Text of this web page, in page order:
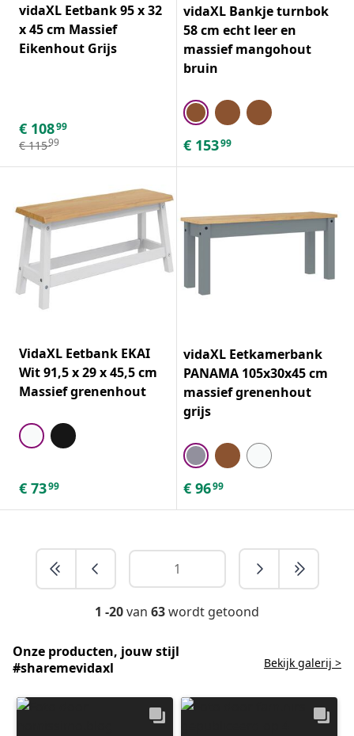
vidaXL Eetbank 95 x 32
x 45 cm Massief
Eikenhout Grijs
€ 10899
€ 11599
vidaXL Bankje turnbok
58 cm echt leer en
massief mangohout
bruin
€ 15399
VidaXL Eetbank EKAI
Wit 91,5 x 29 x 45,5 cm
Massief grenenhout
€ 7399
vidaXL Eetkamerbank
PANAMA 105x30x45 cm
massief grenenhout
grijs
€ 9699
1 -20van 63wordt getoond
Onze producten, jouw stijl
#sharemevidaxl
Bekijk galerij >